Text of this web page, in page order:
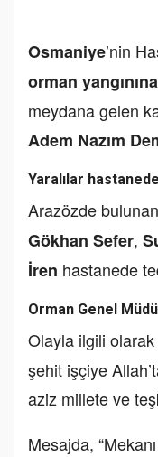
Osmaniye’nin
orman yangınına
meydana gelen
Adem Nazım
Yaralılar
Arazözde
Gökhan Sefer,
İren hastanede
Orman Genel
Olayla ilgili olarak
şehit işçiye
aziz millete ve
Mesajda,